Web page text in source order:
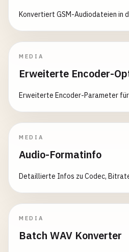
Konvertiert GSM-Audiodateien in
MEDIA
Erweiterte Encoder-
Erweiterte Encoder-Parameter
MEDIA
Audio-Formatinfo
Detaillierte Infos zu Codec,
MEDIA
Batch WAV Konverter